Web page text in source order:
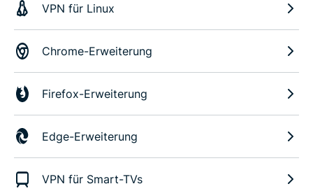
VPN für Linux
Chrome-Erweiterung
Firefox-Erweiterung
Edge-Erweiterung
VPN für Smart-TVs